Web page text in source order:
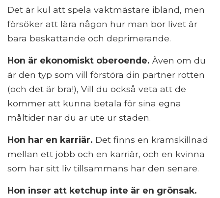
Det är kul att spela vaktmästare ibland, men
försöker att lära någon hur man bor livet är
bara beskattande och deprimerande.
Hon är ekonomiskt oberoende. Även om du
är den typ som vill förstöra din partner rotten
(och det är bra!), Vill du också veta att de
kommer att kunna betala för sina egna
måltider när du är ute ur staden.
Hon har en karriär. Det finns en kramskillnad
mellan ett jobb och en karriär, och en kvinna
som har sitt liv tillsammans har den senare.
Hon inser att ketchup inte är en grönsak.